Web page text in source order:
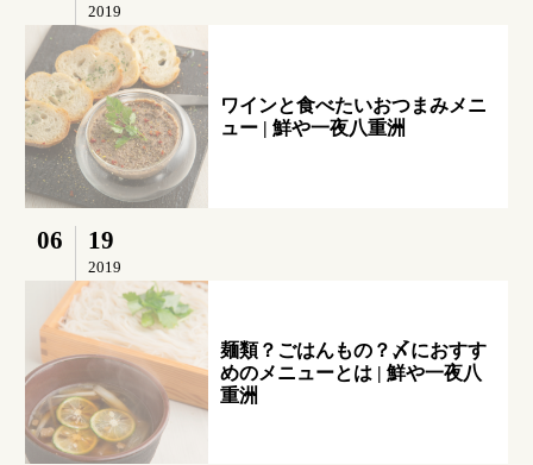
2019
ワインと食べたいおつまみメニ
ュー | 鮮や一夜八重洲
06 19
2019
麺類？ごはんもの？〆におすす
めのメニューとは | 鮮や一夜八
重洲